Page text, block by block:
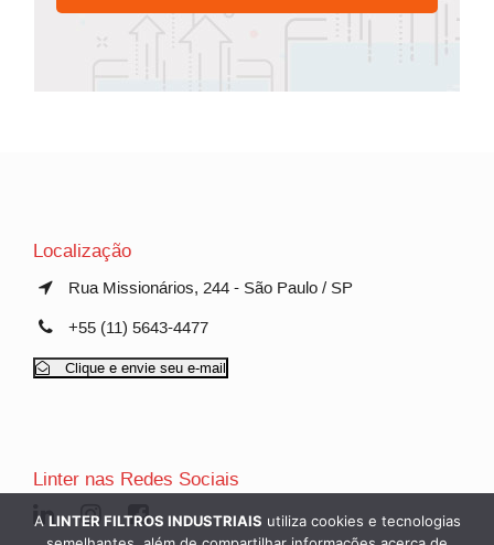
Localização
Rua Missionários, 244 - São Paulo / SP
+55 (11) 5643-4477
Clique e envie seu e-mail
Linter nas Redes Sociais
A LINTER FILTROS INDUSTRIAIS utiliza cookies e tecnologias